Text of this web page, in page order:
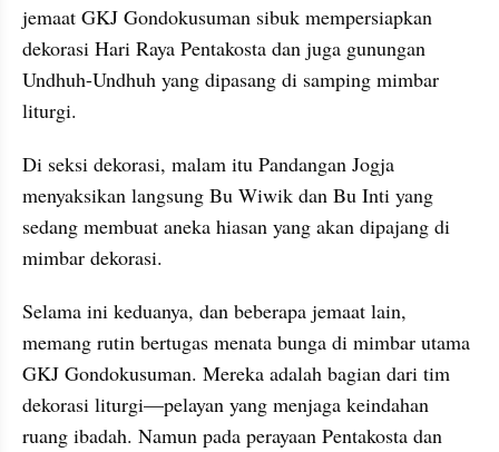
jemaat GKJ Gondokusuman sibuk mempersiapkan
dekorasi Hari Raya Pentakosta dan juga gunungan
Undhuh-Undhuh yang dipasang di samping mimbar
liturgi.
Di seksi dekorasi, malam itu Pandangan Jogja
menyaksikan langsung Bu Wiwik dan Bu Inti yang
sedang membuat aneka hiasan yang akan dipajang di
mimbar dekorasi.
Selama ini keduanya, dan beberapa jemaat lain,
memang rutin bertugas menata bunga di mimbar utama
GKJ Gondokusuman. Mereka adalah bagian dari tim
dekorasi liturgi—pelayan yang menjaga keindahan
ruang ibadah. Namun pada perayaan Pentakosta dan